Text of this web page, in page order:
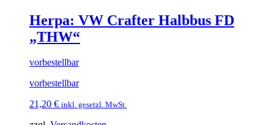
Herpa: VW Crafter Halbbus FD
„THW“
vorbestellbar
vorbestellbar
21,20 € inkl. gesetzl. MwSt.